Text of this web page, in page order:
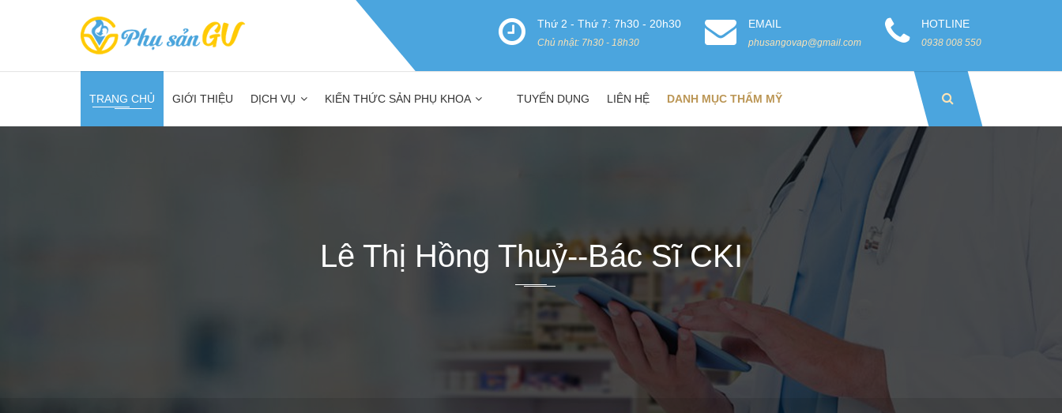
Thứ 2 - Thứ 7: 7h30 - 20h30
Chủ nhật: 7h30 - 18h30
EMAIL
phusangovap@gmail.com
HOTLINE
0938 008 550
TRANG CHỦ GIỚI THIỆU DỊCH VỤ KIẾN THỨC SẢN PHỤ KHOA TUYỂN DỤNG LIÊN HỆ DANH MỤC THẨM MỸ
Lê Thị Hồng Thuỷ--Bác Sĩ CKI